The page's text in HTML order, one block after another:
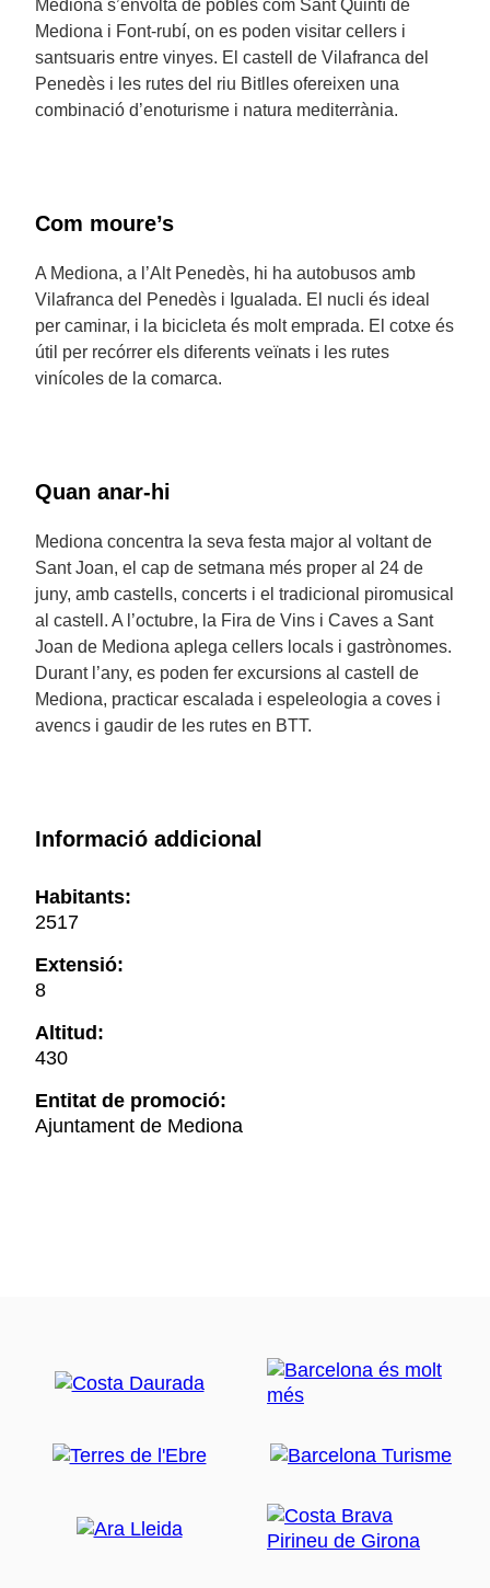
Mediona s’envolta de pobles com Sant Quintí de
Mediona i Font-rubí, on es poden visitar cellers i
santsuaris entre vinyes. El castell de Vilafranca del
Penedès i les rutes del riu Bitlles ofereixen una
combinació d’enoturisme i natura mediterrània.
Com moure’s
A Mediona, a l’Alt Penedès, hi ha autobusos amb
Vilafranca del Penedès i Igualada. El nucli és ideal
per caminar, i la bicicleta és molt emprada. El cotxe és
útil per recórrer els diferents veïnats i les rutes
vinícoles de la comarca.
Quan anar-hi
Mediona concentra la seva festa major al voltant de
Sant Joan, el cap de setmana més proper al 24 de
juny, amb castells, concerts i el tradicional piromusical
al castell. A l’octubre, la Fira de Vins i Caves a Sant
Joan de Mediona aplega cellers locals i gastrònomes.
Durant l’any, es poden fer excursions al castell de
Mediona, practicar escalada i espeleologia a coves i
avencs i gaudir de les rutes en BTT.
Informació addicional
Habitants:
2517
Extensió:
8
Altitud:
430
Entitat de promoció:
Ajuntament de Mediona